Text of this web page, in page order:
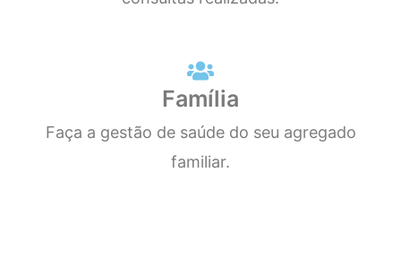
Família
Faça a gestão de saúde do seu agregado
familiar.